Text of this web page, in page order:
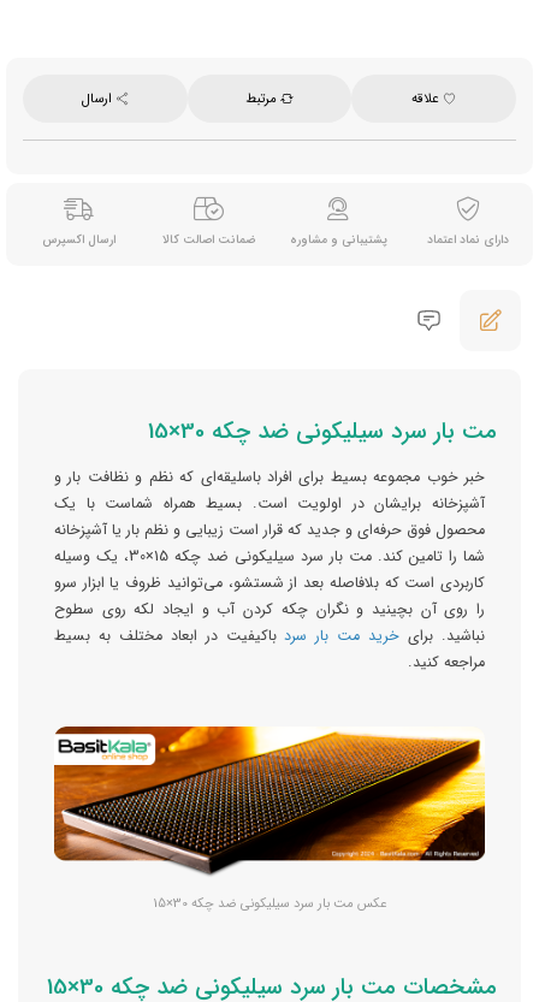
علاقه مرتبط ارسال
دارای نماد اعتماد پشتیبانی و مشاوره ضمانت اصالت کالا ارسال اکسپرس
مت بار سرد سیلیکونی ضد چکه 30×15
خبر خوب مجموعه بسیط برای افراد با‌سلیقه‌ای که نظم و نظافت بار و
آشپزخانه برایشان در اولویت است. بسیط همراه شماست با یک
محصول فوق حرفه‌ای و جدید که قرار است زیبایی و نظم بار یا آشپزخانه
شما را تامین کند. مت بار سرد سیلیکونی ضد چکه 15×30، یک وسیله
کاربردی است که بلافاصله بعد از شستشو، می‌توانید ظروف یا ابزار سرو
را روی آن بچینید و نگران چکه کردن آب و ایجاد لکه روی سطوح
نباشید. برای خرید مت بار سردبا‌کیفیت در ابعاد مختلف به بسیط
مراجعه کنید.
عکس مت بار سرد سیلیکونی ضد چکه 30×15
مشخصات مت بار سرد سیلیکونی ضد چکه 30×15